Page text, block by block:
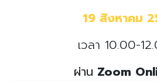
19 สิงหาคม​
เวลา 10.00-
ผ่าน Zoom